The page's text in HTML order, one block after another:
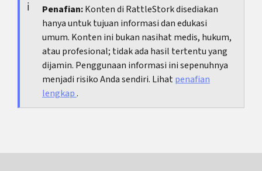
keseluruhan masih tepat atau apakah metode
yang lebih terstandarisasi secara klinis lebih
masuk akal.
Penafian:Konten di RattleStork disediakan
hanya untuk tujuan informasi dan edukasi
umum. Konten ini bukan nasihat medis, hukum,
atau profesional; tidak ada hasil tertentu yang
dijamin. Penggunaan informasi ini sepenuhnya
menjadi risiko Anda sendiri. Lihatpenafian
lengkap.